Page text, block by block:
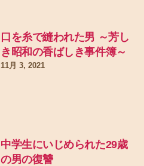
口を糸で縫われた男 ～芳し
き昭和の香ばしき事件簿～
11月 3, 2021
中学生にいじめられた29歳
の男の復讐